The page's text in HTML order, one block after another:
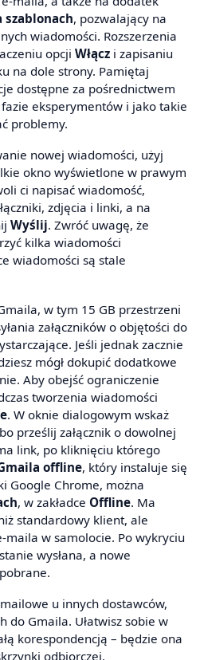
szablonach, pozwalający na
wiadomości. Rozszerzenia
opcji Włącz i zapisaniu
na dole strony. Pamiętaj
dostępne za pośrednictwem
eksperymentów i jako takie
problemy.
nowej wiadomości, użyj
okno wyświetlone w prawym
ci napisać wiadomość,
zdjęcia i linki, a na
Wyślij. Zwróć uwagę, że
kilka wiadomości
wiadomości są stale
w tym 15 GB przestrzeni
załączników o objętości do
Jeśli jednak zacznie
mógł dokupić dodatkowe
Aby obejść ograniczenie
tworzenia wiadomości
. W oknie dialogowym wskaż
prześlij załącznik o dowolnej
link, po kliknięciu którego
offline, który instaluje się
Google Chrome, można
, w zakładce Offline. Ma
standardowy klient, ale
w samolocie. Po wykryciu
wysłana, a nowe
u innych dostawców,
do Gmaila. Ułatwisz sobie w
korespondencją – będzie ona
odbiorczej.